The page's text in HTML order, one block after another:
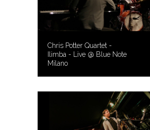
Chris Potter Quartet -
Ilimba - Live @ Blue Note
Milano